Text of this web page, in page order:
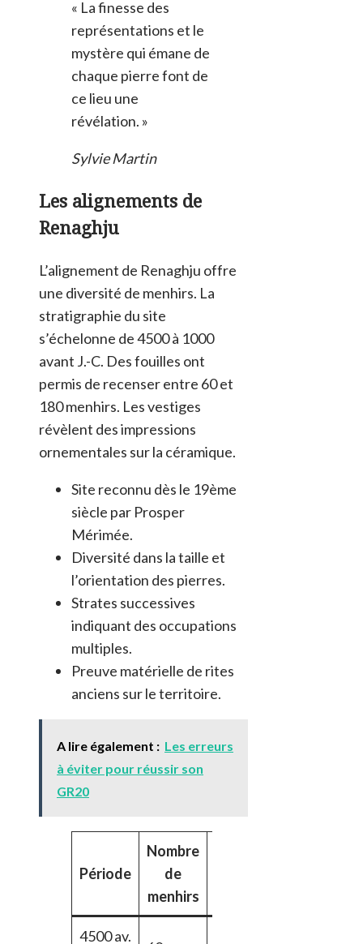
« La finesse des
représentations et le
mystère qui émane de
chaque pierre font de
ce lieu une
révélation. »
Sylvie Martin
Les alignements de
Renaghju
L’alignement de Renaghju offre
une diversité de menhirs. La
stratigraphie du site
s’échelonne de 4500 à 1000
avant J.-C. Des fouilles ont
permis de recenser entre 60 et
180 menhirs. Les vestiges
révèlent des impressions
ornementales sur la céramique.
Site reconnu dès le 19ème
siècle par Prosper
Mérimée.
Diversité dans la taille et
l’orientation des pierres.
Strates successives
indiquant des occupations
multiples.
Preuve matérielle de rites
anciens sur le territoire.
A lire également : Les erreurs
à éviter pour réussir son
GR20
Période
Nombre
de
menhirs
4500 av.